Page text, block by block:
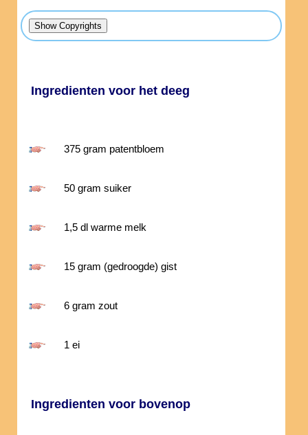
Ingredienten voor het deeg
375 gram patentbloem
50 gram suiker
1,5 dl warme melk
15 gram (gedroogde) gist
6 gram zout
1 ei
Ingredienten voor bovenop